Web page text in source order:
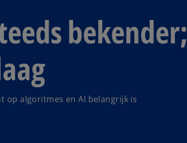
bekender;
op algoritmes en AI belangrijk is